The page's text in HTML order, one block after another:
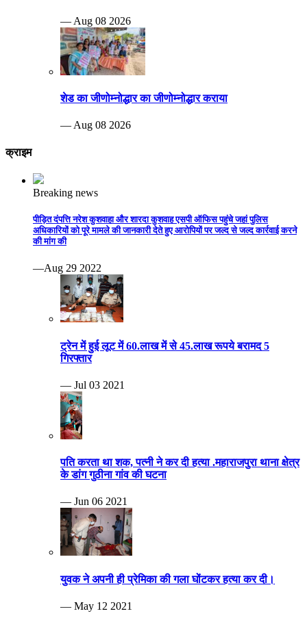
— Aug 08 2026
शेड का जीणोम्नोद्धार का जीणोम्नोद्धार कराया
— Aug 08 2026
क्राइम
Breaking news
पीड़ित दंपत्ति नरेश कुशवाहा और शारदा कुशवाह एसपी ऑफिस पहुंचे जहां पुलिस
अधिकारियों को पूरे मामले की जानकारी देते हुए आरोपियों पर जल्द से जल्द कार्रवाई करने
की मांग की
—Aug 29 2022
ट्रेन में हुई लूट में 60.लाख में से 45.लाख रूपये बरामद 5
गिरफ्तार
— Jul 03 2021
पति करता था शक, पत्नी ने कर दी हत्या .महाराजपुरा थाना क्षेत्र
के डांग गुठीना गांव की घटना
— Jun 06 2021
युवक ने अपनी ही प्रेमिका की गला घोंटकर हत्या कर दी।
— May 12 2021